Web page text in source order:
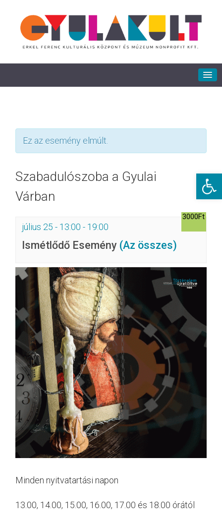
Ez az esemény elmúlt.
Szabadulószoba a Gyulai
Várban
július 25 - 13:00 - 19:00
Ismétlődő Esemény (Az összes)
3000Ft
Minden nyitvatartási napon
13.00, 14.00, 15.00, 16.00, 17.00 és 18.00 órától